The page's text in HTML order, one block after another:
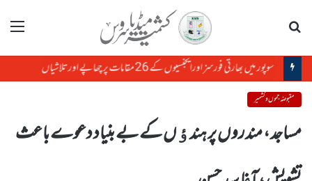
مینو
سوپور میں بھارتی فورسز اورایجنسیوں کے 26 مقامات پر چھاپے اورتلاشیاں
مقبوضہ جموں و کشمیر
مساجد ، مندروں پر ہندﺅں کے بے بنیاد دعوے باعث